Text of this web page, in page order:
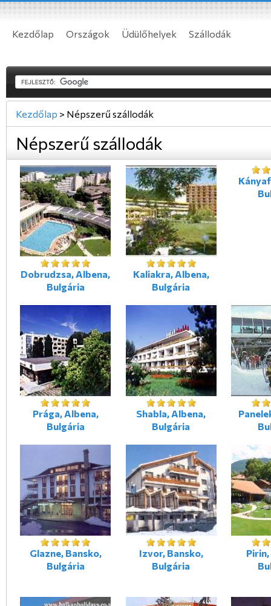
Kezdőlap Országok Üdülőhelyek Szállodák
Kezdőlap > Népszerű szállodák
Népszerű szállodák
Dobrudzsa, Albena,
Bulgária
Kaliakra, Albena,
Bulgária
Prága, Albena,
Bulgária
Shabla, Albena,
Bulgária
Glazne, Bansko,
Bulgária
Izvor, Bansko,
Bulgária